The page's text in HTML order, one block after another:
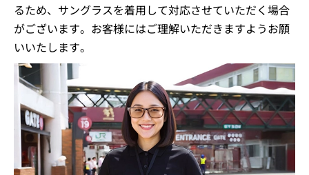
るため、サングラスを着用して対応させていただく場合
がございます。お客様にはご理解いただきますようお願
いいたします。